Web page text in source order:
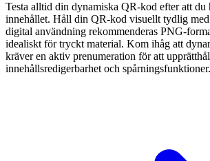
Testa alltid din dynamiska QR-kod efter att du
innehållet. Håll din QR-kod visuellt tydlig
digital användning rekommenderas PNG-
idealiskt för tryckt material. Kom ihåg att
kräver en aktiv prenumeration för att
innehållsredigerbarhet och spårningsfunktioner.